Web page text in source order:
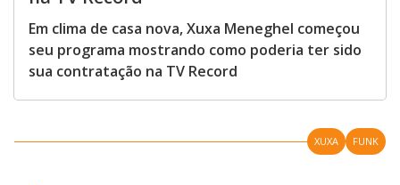
Em clima de casa nova, Xuxa Meneghel começou
seu programa mostrando como poderia ter sido
sua contratação na TV Record
XUXA FUNK